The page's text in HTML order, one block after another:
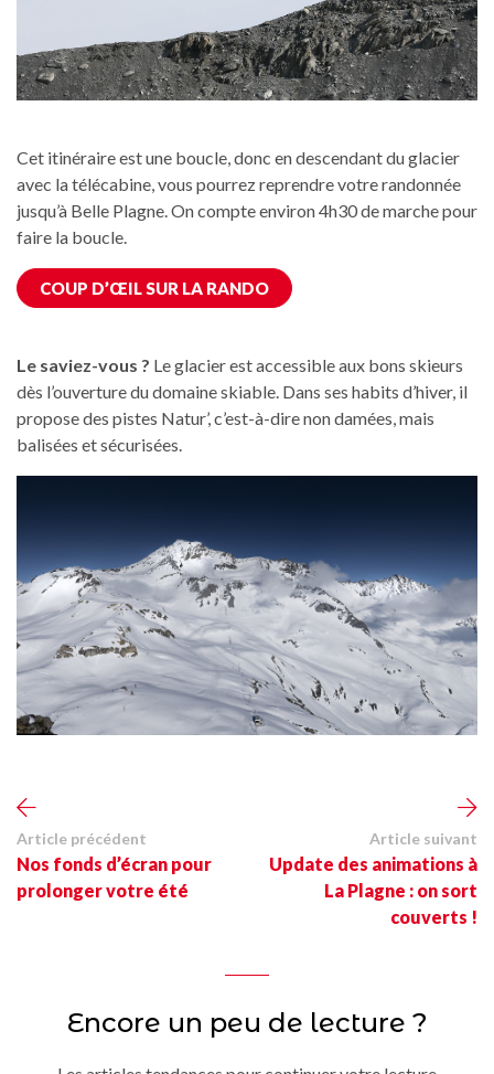
Cet itinéraire est une boucle, donc en descendant du glacier
avec la télécabine, vous pourrez reprendre votre randonnée
jusqu’à Belle Plagne. On compte environ 4h30 de marche pour
faire la boucle.
COUP D’ŒIL SUR LA RANDO
Le saviez-vous ? Le glacier est accessible aux bons skieurs
dès l’ouverture du domaine skiable. Dans ses habits d’hiver, il
propose des pistes Natur’, c’est-à-dire non damées, mais
balisées et sécurisées.
Article précédent
Nos fonds d’écran pour
prolonger votre été
Article suivant
Update des animations à
La Plagne : on sort
couverts !
Encore un peu de lecture ?